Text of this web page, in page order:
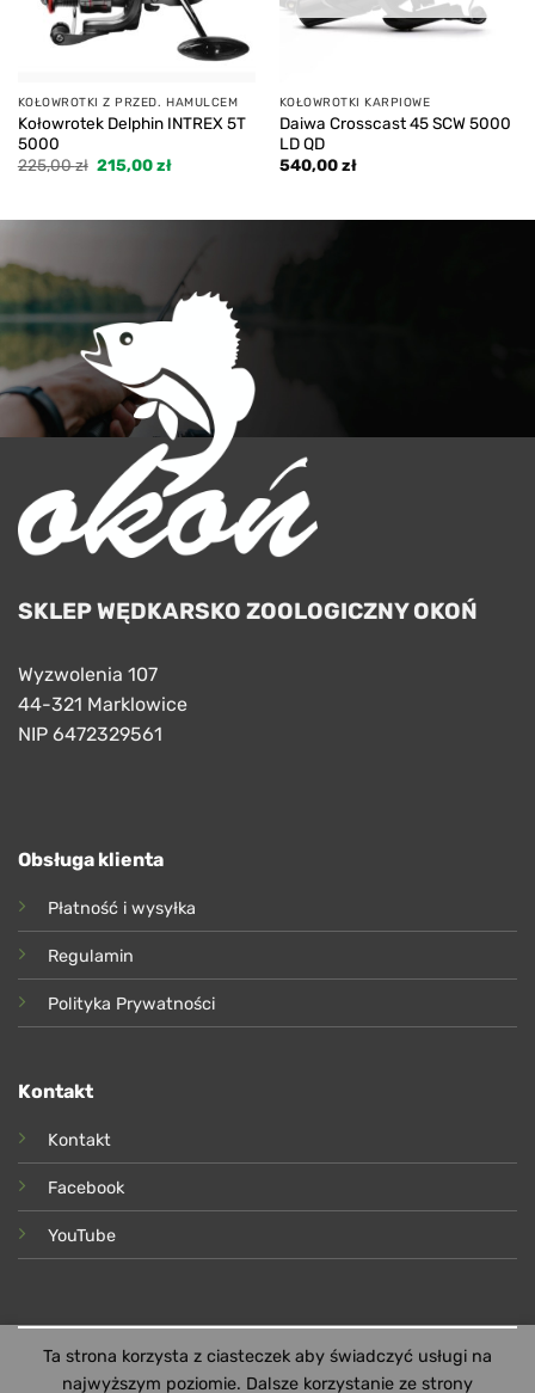
KOŁOWROTKI Z PRZED. HAMULCEM
Kołowrotek Delphin INTREX 5T
5000
225,00zł Pierwotna
215,00złAktualna
KOŁOWROTKI KARPIOWE
Daiwa Crosscast 45 SCW 5000
LD QD
540,00zł
SKLEP WĘDKARSKO ZOOLOGICZNY OKOŃ
Wyzwolenia 107
44-321 Marklowice
NIP 6472329561
Obsługa klienta
Płatność i wysyłka
Regulamin
Polityka Prywatności
Kontakt
Kontakt
Facebook
YouTube
Ta strona korzysta z ciasteczek aby świadczyć usługi na
najwyższym poziomie. Dalsze korzystanie ze strony